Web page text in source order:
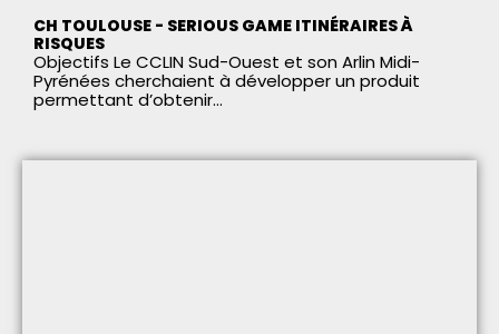
CH TOULOUSE - SERIOUS GAME ITINÉRAIRES À
RISQUES
Objectifs Le CCLIN Sud-Ouest et son Arlin Midi-
Pyrénées cherchaient à développer un produit
permettant d’obtenir...